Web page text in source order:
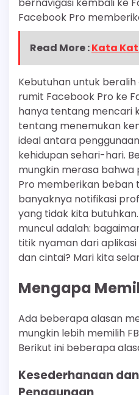
bernavigasi kembali ke
Facebook Pro
Read More :Kata
Kebutuhan untuk
rumit Facebook Pro ke
hanya tentang mencari
tentang menemukan
ideal antara
kehidupan sehari-hari.
mungkin merasa
Pro memberikan
banyaknya notifikasi
yang tidak kita
muncul adalah:
titik nyaman dari
dan cintai? Mari kita
Mengapa
Ada beberapa alasan
mungkin lebih memilih
Berikut ini beberapa
Kesederhanaan